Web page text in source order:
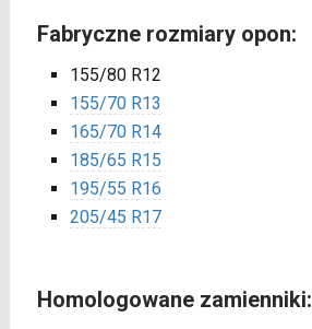
Fabryczne rozmiary opon:
155/80 R12
155/70 R13
165/70 R14
185/65 R15
195/55 R16
205/45 R17
Homologowane zamienniki: